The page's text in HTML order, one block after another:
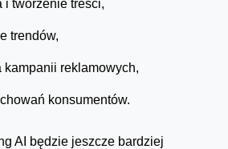
i tworzenie treści,
trendów,
kampanii reklamowych,
konsumentów.
AI będzie jeszcze bardziej